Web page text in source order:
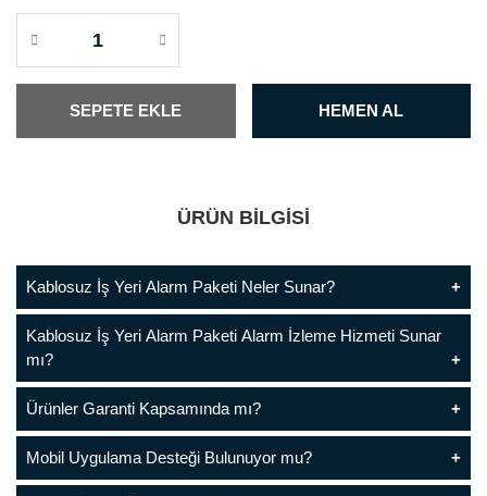
SEPETE EKLE HEMEN AL
ÜRÜN BİLGİSİ
Kablosuz İş Yeri Alarm Paketi Neler Sunar?
Kablosuz İş Yeri Alarm Paketi Alarm İzleme Hizmeti Sunar
mı?
Ürünler Garanti Kapsamında mı?
Mobil Uygulama Desteği Bulunuyor mu?